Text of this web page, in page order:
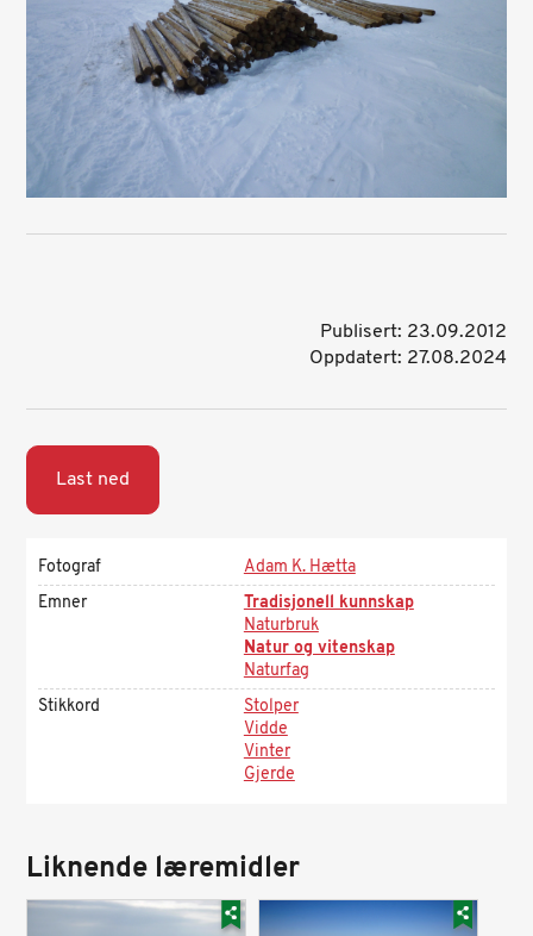
Publisert: 23.09.2012
Oppdatert: 27.08.2024
Last ned
Fotograf
Adam K. Hætta
Emner
Tradisjonell kunnskap
Naturbruk
Natur og vitenskap
Naturfag
Stikkord
Stolper
Vidde
Vinter
Gjerde
Liknende læremidler